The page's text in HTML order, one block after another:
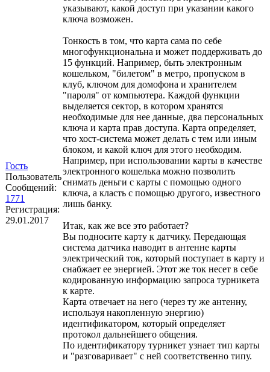
Гость
Пользователь
Сообщений:
1771
Регистрация:
29.01.2017
указывают, какой доступ при указании какого
ключа возможен.
Тонкость в том, что карта сама по себе
многофункциональна и может поддерживать до
15 функций. Например, быть электронным
кошельком, "билетом" в метро, пропуском в
клуб, ключом для домофона и хранителем
"пароля" от компьютера. Каждой функции
выделяется сектор, в котором хранятся
необходимые для нее данные, два персональных
ключа и карта прав доступа. Карта определяет,
что хост-система может делать с тем или иным
блоком, и какой ключ для этого необходим.
Например, при использовании карты в качестве
электронного кошелька можно позволить
снимать деньги с карты с помощью одного
ключа, а класть с помощью другого, известного
лишь банку.
Итак, как же все это работает?
Вы подносите карту к датчику. Передающая
система датчика наводит в антенне карты
электрический ток, который поступает в карту и
снабжает ее энергией. Этот же ток несет в себе
кодированную информацию запроса турникета
к карте.
Карта отвечает на него (через ту же антенну,
используя накопленную энергию)
идентификатором, который определяет
протокол дальнейшего общения.
По идентификатору турникет узнает тип карты
и "разговаривает" с ней соответственно типу.